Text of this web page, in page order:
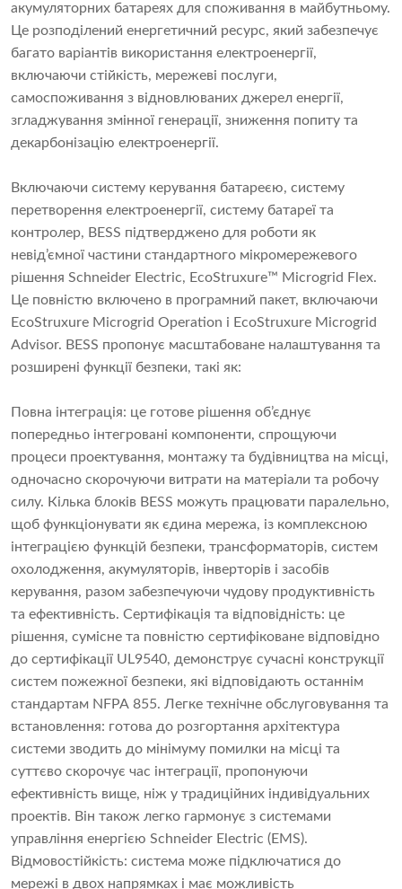
акумуляторних батареях для споживання в майбутньому.
Це розподілений енергетичний ресурс, який забезпечує
багато варіантів використання електроенергії,
включаючи стійкість, мережеві послуги,
самоспоживання з відновлюваних джерел енергії,
згладжування змінної генерації, зниження попиту та
декарбонізацію електроенергії.
Включаючи систему керування батареєю, систему
перетворення електроенергії, систему батареї та
контролер, BESS підтверджено для роботи як
невід’ємної частини стандартного мікромережевого
рішення Schneider Electric, EcoStruxure™ Microgrid Flex.
Це повністю включено в програмний пакет, включаючи
EcoStruxure Microgrid Operation і EcoStruxure Microgrid
Advisor. BESS пропонує масштабоване налаштування та
розширені функції безпеки, такі як:
Повна інтеграція: це готове рішення об’єднує
попередньо інтегровані компоненти, спрощуючи
процеси проектування, монтажу та будівництва на місці,
одночасно скорочуючи витрати на матеріали та робочу
силу. Кілька блоків BESS можуть працювати паралельно,
щоб функціонувати як єдина мережа, із комплексною
інтеграцією функцій безпеки, трансформаторів, систем
охолодження, акумуляторів, інверторів і засобів
керування, разом забезпечуючи чудову продуктивність
та ефективність. Сертифікація та відповідність: це
рішення, сумісне та повністю сертифіковане відповідно
до сертифікації UL9540, демонструє сучасні конструкції
систем пожежної безпеки, які відповідають останнім
стандартам NFPA 855. Легке технічне обслуговування та
встановлення: готова до розгортання архітектура
системи зводить до мінімуму помилки на місці та
суттєво скорочує час інтеграції, пропонуючи
ефективність вище, ніж у традиційних індивідуальних
проектів. Він також легко гармонує з системами
управління енергією Schneider Electric (EMS).
Відмовостійкість: система може підключатися до
мережі в двох напрямках і має можливість